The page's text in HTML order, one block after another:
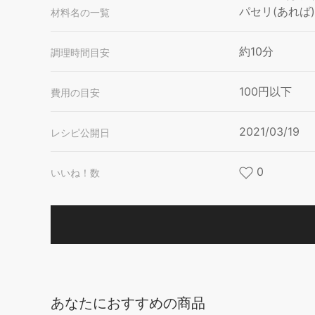
材料名の一覧
パセリ(あれば)
調理時間目安 約10分
費用の目安 100円以下
レシピ公開日 2021/03/19
いいね！数 0
あなたにおすすめの商品